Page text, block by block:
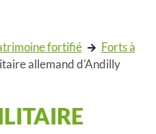
fortifié
Forts à
allemand d'Andilly